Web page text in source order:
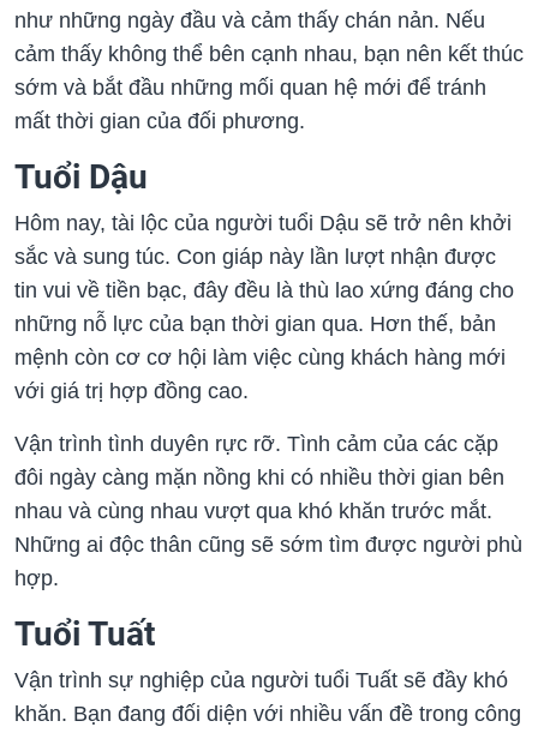
như những ngày đầu và cảm thấy chán nản. Nếu
cảm thấy không thể bên cạnh nhau, bạn nên kết thúc
sớm và bắt đầu những mối quan hệ mới để tránh
mất thời gian của đối phương.
Tuổi Dậu
Hôm nay, tài lộc của người tuổi Dậu sẽ trở nên khởi
sắc và sung túc. Con giáp này lần lượt nhận được
tin vui về tiền bạc, đây đều là thù lao xứng đáng cho
những nỗ lực của bạn thời gian qua. Hơn thế, bản
mệnh còn cơ cơ hội làm việc cùng khách hàng mới
với giá trị hợp đồng cao.
Vận trình tình duyên rực rỡ. Tình cảm của các cặp
đôi ngày càng mặn nồng khi có nhiều thời gian bên
nhau và cùng nhau vượt qua khó khăn trước mắt.
Những ai độc thân cũng sẽ sớm tìm được người phù
hợp.
Tuổi Tuất
Vận trình sự nghiệp của người tuổi Tuất sẽ đầy khó
khăn. Bạn đang đối diện với nhiều vấn đề trong công